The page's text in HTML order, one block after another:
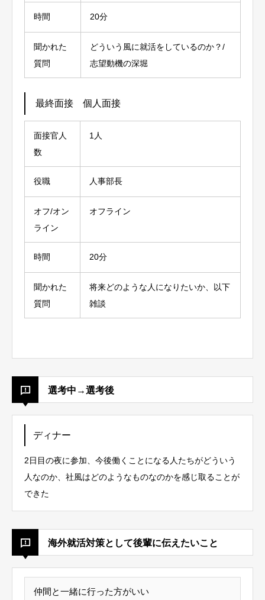
時間 20分
聞かれた
質問
どういう風に就活をしているのか？/
志望動機の深堀
最終面接 個人面接
面接官人
数
1人
役職 人事部長
オフ/オン
ライン
オフライン
時間 20分
聞かれた
質問
将来どのような人になりたいか、以下
雑談
選考中→選考後
ディナー
2日目の夜に参加、今後働くことになる人たちがどういう
人なのか、社風はどのようなものなのかを感じ取ることが
できた
海外就活対策として後輩に伝えたいこと
仲間と一緒に行った方がいい